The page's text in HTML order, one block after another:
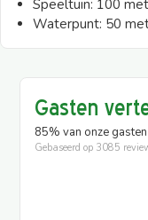
Speeltuin: 100
Waterpunt: 50
Gasten
85% van onze
Gebaseerd op 3085